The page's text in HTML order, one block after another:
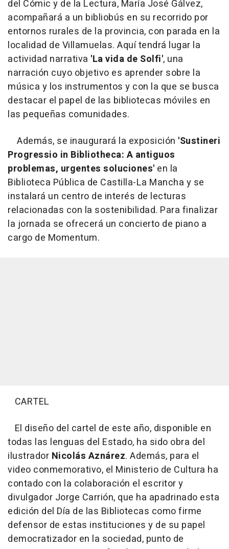
del Cómic y de la Lectura, María José Gálvez,
acompañará a un bibliobús en su recorrido por
entornos rurales de la provincia, con parada en la
localidad de Villamuelas. Aquí tendrá lugar la
actividad narrativa 'La vida de Solfi', una
narración cuyo objetivo es aprender sobre la
música y los instrumentos y con la que se busca
destacar el papel de las bibliotecas móviles en
las pequeñas comunidades.
Además, se inaugurará la exposición 'Sustineri
Progressio in Bibliotheca: A antiguos
problemas, urgentes soluciones' en la
Biblioteca Pública de Castilla-La Mancha y se
instalará un centro de interés de lecturas
relacionadas con la sostenibilidad. Para finalizar
la jornada se ofrecerá un concierto de piano a
cargo de Momentum.
CARTEL
El diseño del cartel de este año, disponible en
todas las lenguas del Estado, ha sido obra del
ilustrador Nicolás Aznárez. Además, para el
video conmemorativo, el Ministerio de Cultura ha
contado con la colaboración el escritor y
divulgador Jorge Carrión, que ha apadrinado esta
edición del Día de las Bibliotecas como firme
defensor de estas instituciones y de su papel
democratizador en la sociedad, punto de